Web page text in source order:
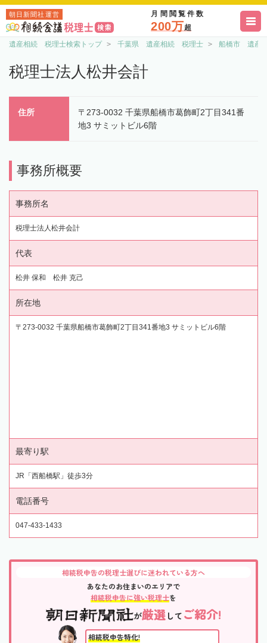
朝日新聞社運営 月間閲覧件数
200万超
遺産相続 税理士検索トップ 千葉県 遺産相続 税理士 船橋市 遺産
税理士法人松井会計
住所
〒273-0032 千葉県船橋市葛飾町2丁目341番
地3 サミットビル6階
事務所概要
事務所名
税理士法人松井会計
代表
松井 保和 松井 克己
所在地
〒273-0032 千葉県船橋市葛飾町2丁目341番地3 サミットビル6階
最寄り駅
JR「西船橋駅」徒歩3分
電話番号
047-433-1433
相続税申告の税理士選びに迷われている方へ
あなたのお住まいのエリアで
相続税申告に強い税理士を
が厳選して ご紹介!
相続税申告特化!